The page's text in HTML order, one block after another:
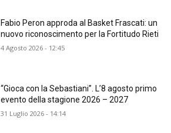
Fabio Peron approda al Basket Frascati: un
nuovo riconoscimento per la Fortitudo Rieti
4 Agosto 2026 - 12:45
“Gioca con la Sebastiani”. L’8 agosto primo
evento della stagione 2026 – 2027
31 Luglio 2026 - 14:14